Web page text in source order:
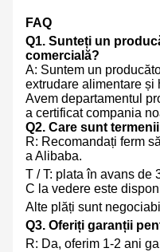
FAQ
Q1. Sunteți un
comercială?
A: Suntem un
extrudare alimentare și
Avem departamentul
a certificat compania
Q2. Care sunt
R: Recomandați ferm
a Alibaba.
T / T: plata în avans de
C la vedere este
Alte plăți sunt
Q3. Oferiți garanții
R: Da, oferim 1-2 ani